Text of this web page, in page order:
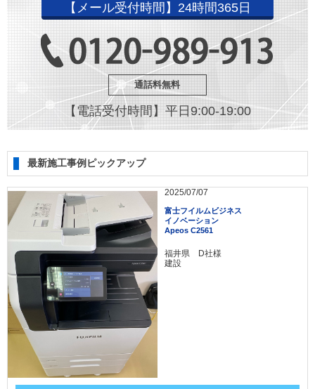
【メール受付時間】24時間365日
通話料無料
【電話受付時間】平日9:00-19:00
最新施工事例ピックアップ
2025/07/07
富士フイルムビジネス
イノベーション
Apeos C2561
福井県 D社様
建設